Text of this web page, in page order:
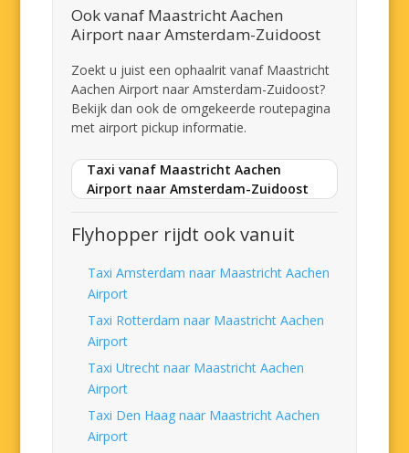
Ook vanaf Maastricht Aachen
Airport naar Amsterdam-Zuidoost
Zoekt u juist een ophaalrit vanaf Maastricht
Aachen Airport naar Amsterdam-Zuidoost?
Bekijk dan ook de omgekeerde routepagina
met airport pickup informatie.
Taxi vanaf Maastricht Aachen
Airport naar Amsterdam-Zuidoost
Flyhopper rijdt ook vanuit
Taxi Amsterdam naar Maastricht Aachen
Airport
Taxi Rotterdam naar Maastricht Aachen
Airport
Taxi Utrecht naar Maastricht Aachen
Airport
Taxi Den Haag naar Maastricht Aachen
Airport